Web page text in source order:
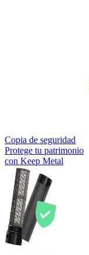
Copia de seguridad
Protege tu patrimonio
con Keep Metal